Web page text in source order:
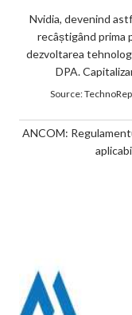
Nvidia, devenind
recâștigând prima
dezvoltarea
DPA.
Source:
ANCOM: